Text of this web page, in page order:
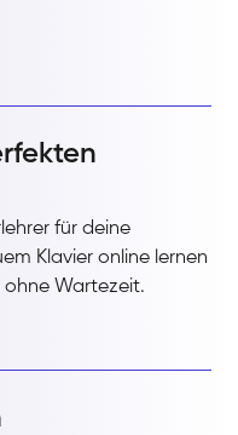
für deine
Klavier online lernen
Wartezeit.